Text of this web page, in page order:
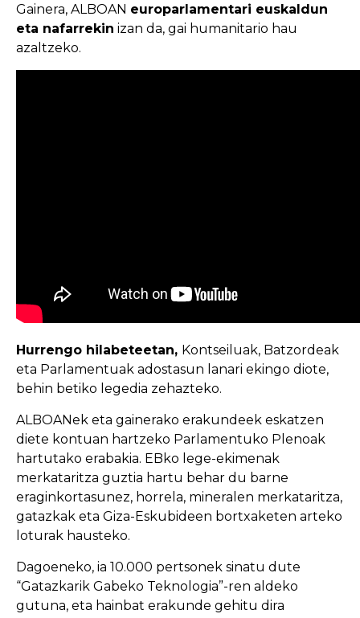
Gainera, ALBOAN europarlamentari euskaldun
eta nafarrekin izan da, gai humanitario hau
azaltzeko.
Hurrengo hilabeteetan, Kontseiluak, Batzordeak
eta Parlamentuak adostasun lanari ekingo diote,
behin betiko legedia zehazteko.
ALBOANek eta gainerako erakundeek eskatzen
diete kontuan hartzeko Parlamentuko Plenoak
hartutako erabakia. EBko lege-ekimenak
merkataritza guztia hartu behar du barne
eraginkortasunez, horrela, mineralen merkataritza,
gatazkak eta Giza-Eskubideen bortxaketen arteko
loturak hausteko.
Dagoeneko, ia 10.000 pertsonek sinatu dute
“Gatazkarik Gabeko Teknologia”-ren aldeko
gutuna, eta hainbat erakunde gehitu dira